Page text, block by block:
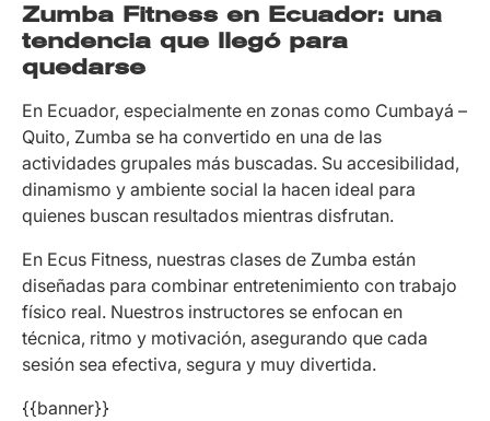
Zumba Fitness en Ecuador: una
tendencia que llegó para
quedarse
En Ecuador, especialmente en zonas como Cumbayá –
Quito, Zumba se ha convertido en una de las
actividades grupales más buscadas. Su accesibilidad,
dinamismo y ambiente social la hacen ideal para
quienes buscan resultados mientras disfrutan.
En Ecus Fitness, nuestras clases de Zumba están
diseñadas para combinar entretenimiento con trabajo
físico real. Nuestros instructores se enfocan en
técnica, ritmo y motivación, asegurando que cada
sesión sea efectiva, segura y muy divertida.
{{banner}}